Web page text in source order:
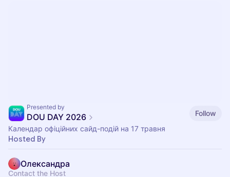
Presented by
DOU DAY 2026
Follow
Календар офіційних сайд-подій на 17 травня
Hosted By
Олександра
Contact the Host